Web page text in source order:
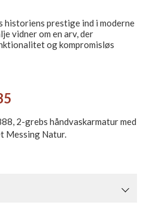
historiens prestige ind i moderne
vidner om en arv, der
og kompromisløs
2-grebs håndvaskarmatur med
Messing Natur.